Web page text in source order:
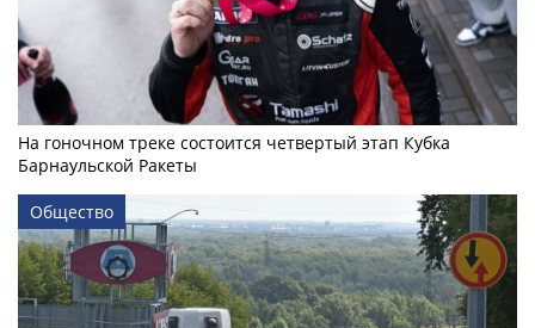
На гоночном треке состоится четвертый этап Кубка
Барнаульской Ракеты
Общество